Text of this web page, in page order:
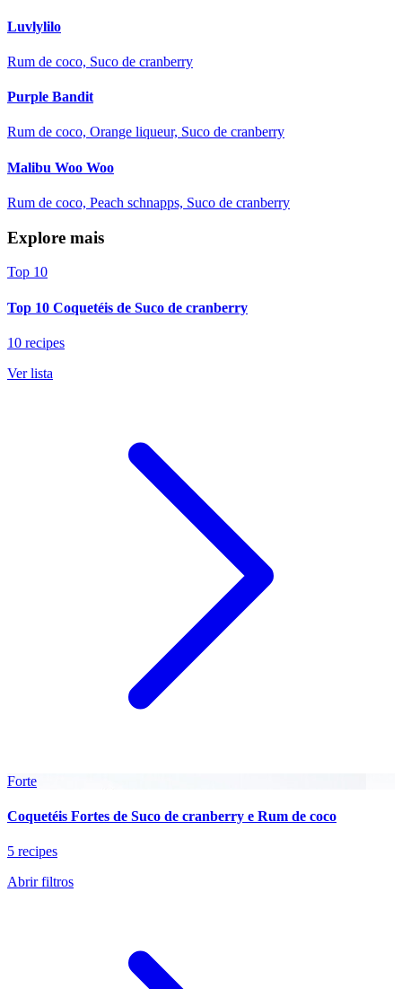
Luvlylilo
Rum de coco, Suco de cranberry
Purple Bandit
Rum de coco, Orange liqueur, Suco de cranberry
Malibu Woo Woo
Rum de coco, Peach schnapps, Suco de cranberry
Explore mais
Top 10
Top 10 Coquetéis de Suco de cranberry
10 recipes
Ver lista
Forte
Coquetéis Fortes de Suco de cranberry e Rum de coco
5 recipes
Abrir filtros